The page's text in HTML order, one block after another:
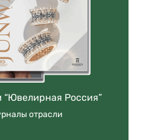
“Ювелирная Россия”
отрасли